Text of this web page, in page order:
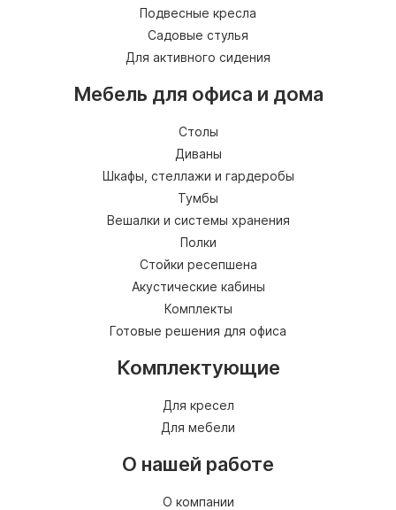
Подвесные кресла
Садовые стулья
Для активного сидения
Мебель для офиса и дома
Столы
Диваны
Шкафы, стеллажи и гардеробы
Тумбы
Вешалки и системы хранения
Полки
Стойки ресепшена
Акустические кабины
Комплекты
Готовые решения для офиса
Комплектующие
Для кресел
Для мебели
О нашей работе
О компании